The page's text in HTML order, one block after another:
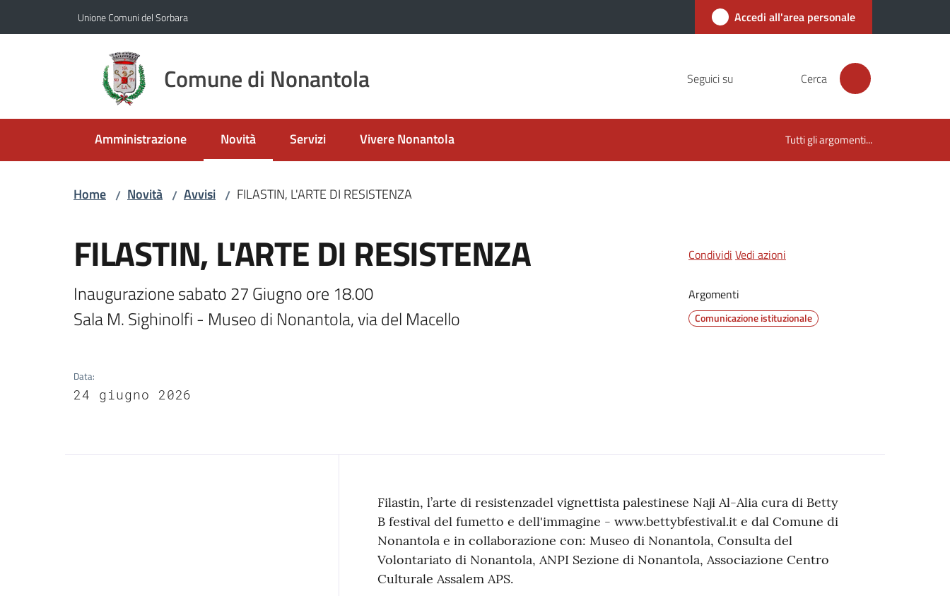
Unione Comuni del Sorbara Accedi all'area personale
Comune di Nonantola Seguici su Cerca
Amministrazione Novità
Menu selezionato
Servizi Vivere Nonantola Tutti gli argomenti...
Home / Novità / Avvisi / FILASTIN, L'ARTE DI RESISTENZA
FILASTIN, L'ARTE DI RESISTENZA
Inaugurazione sabato 27 Giugno ore 18.00
Sala M. Sighinolfi - Museo di Nonantola, via del Macello
Data:
24 giugno 2026
Condividi Vedi azioni
Argomenti
Comunicazione istituzionale
Contenuto
Filastin, l’arte di resistenzadel vignettista palestinese Naji Al-Alia cura di Betty
B festival del fumetto e dell'immagine - www.bettybfestival.it e dal Comune di
Nonantola e in collaborazione con: Museo di Nonantola, Consulta del
Volontariato di Nonantola, ANPI Sezione di Nonantola, Associazione Centro
Culturale Assalem APS.